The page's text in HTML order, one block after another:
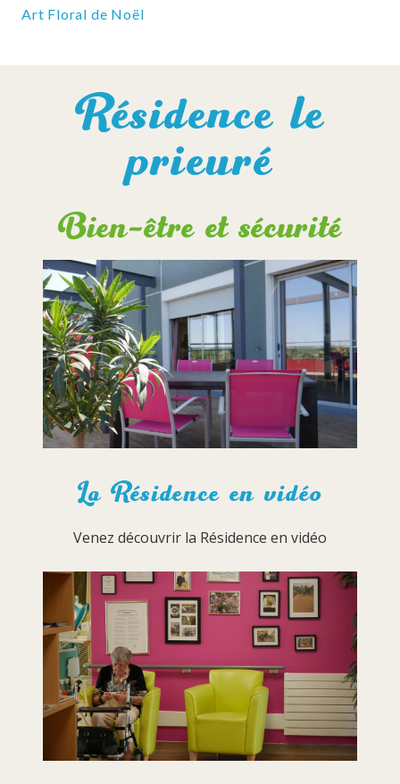
Art Floral de Noël
Résidence le
prieuré
Bien-être et sécurité
La Résidence en vidéo
Venez découvrir la Résidence en vidéo